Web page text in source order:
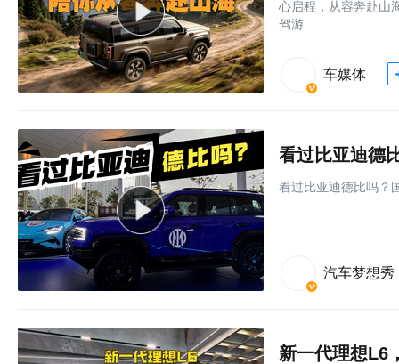
心启程，从容奔赴山
驾游
车媒体
看过比亚迪德比吗？
汽车梦想秀
新一代理想L6